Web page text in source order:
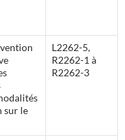
sur le
L2262-5,
R2262-1 à
R2262-3